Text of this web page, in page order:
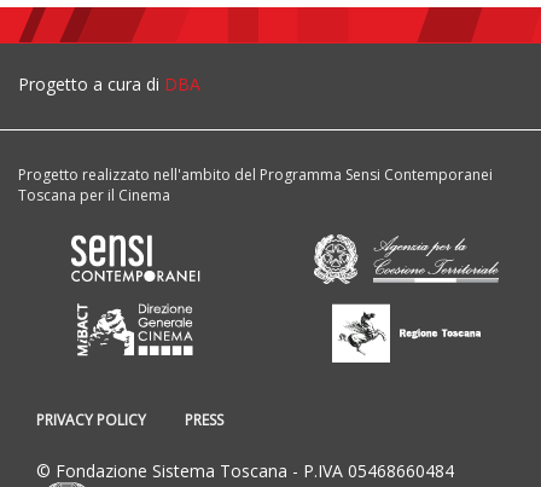
Progetto a cura di DBA
Progetto realizzato nell'ambito del Programma Sensi Contemporanei
Toscana per il Cinema
PRIVACY POLICY PRESS
© Fondazione Sistema Toscana - P.IVA 05468660484